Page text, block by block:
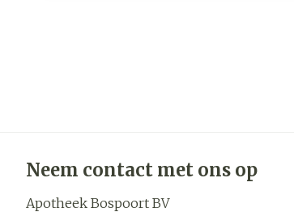
Neem contact met ons op
Apotheek Bospoort BV